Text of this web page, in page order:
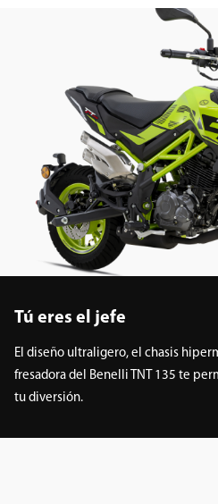
Tú eres el jefe
El diseño ultraligero, el chasis
fresadora del Benelli TNT 135 te
tu diversión.